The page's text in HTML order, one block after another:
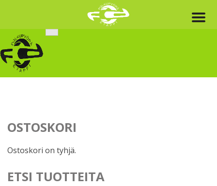
content
OSTOSKORI
Ostoskori on tyhjä.
ETSI TUOTTEITA